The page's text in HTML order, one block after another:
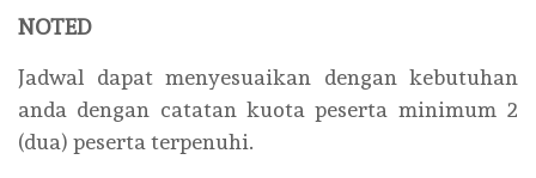
NOTED
Jadwal dapat menyesuaikan dengan kebutuhan
anda dengan catatan kuota peserta minimum 2
(dua) peserta terpenuhi.